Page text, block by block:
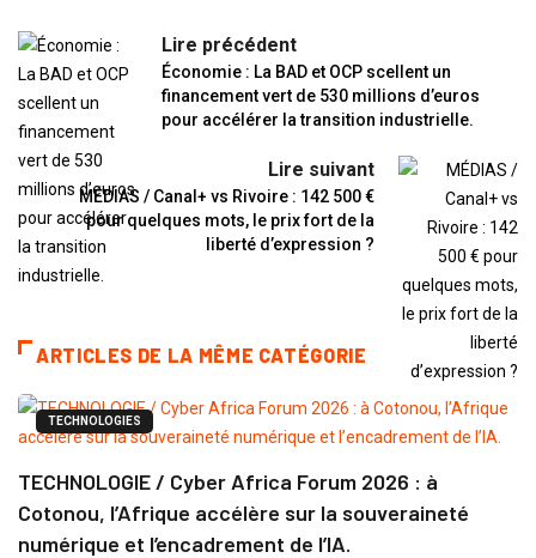
Lire précédent
Économie : La BAD et OCP scellent un
financement vert de 530 millions d’euros
pour accélérer la transition industrielle.
Lire suivant
MÉDIAS / Canal+ vs Rivoire : 142 500 €
pour quelques mots, le prix fort de la
liberté d’expression ?
ARTICLES DE LA MÊME CATÉGORIE
TECHNOLOGIES
TECHNOLOGIE / Cyber Africa Forum 2026 : à
Cotonou, l’Afrique accélère sur la souveraineté
numérique et l’encadrement de l’IA.